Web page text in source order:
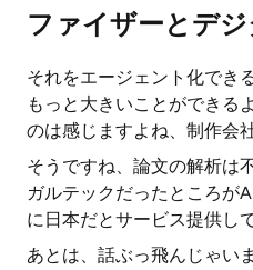
ファイザーとデ
それをエージェント化でき
もっと大きいことができる
のは感じますよね、制作会
そうですね、論文の解析は
ガルテックだったところが
に日本だとサービス提供し
あとは、話ぶっ飛んじゃい